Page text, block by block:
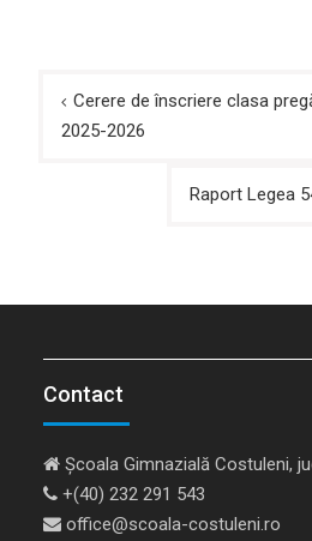
Cerere de înscriere clasa
2025-2026
Raport Legea
Contact
Școala Gimnazială Costuleni,
+(40) 232 291 543
office@scoala-costuleni.ro